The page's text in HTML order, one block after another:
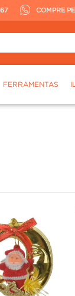
COMPRE
FERRAMENTAS